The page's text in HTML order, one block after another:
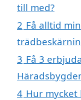
till med?
2 Få alltid
3 Få 3
4 Hur